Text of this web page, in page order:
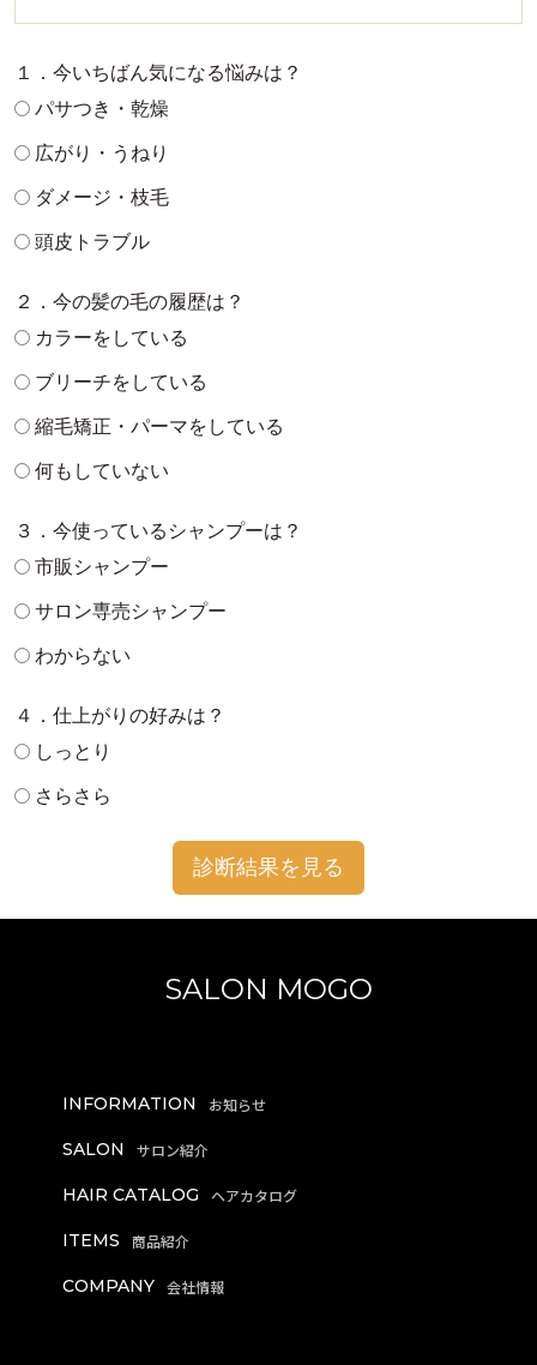
１．今いちばん気になる悩みは？
パサつき・乾燥
広がり・うねり
ダメージ・枝毛
頭皮トラブル
２．今の髪の毛の履歴は？
カラーをしている
ブリーチをしている
縮毛矯正・パーマをしている
何もしていない
３．今使っているシャンプーは？
市販シャンプー
サロン専売シャンプー
わからない
４．仕上がりの好みは？
しっとり
さらさら
診断結果を見る
SALON MOGO
INFORMATION
SALON
HAIR CATALOG
ITEMS
COMPANY